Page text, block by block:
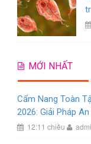
MỚI NHẤT
Cẩm Nang Toàn
2026: Giải Pháp
12:11 chiều